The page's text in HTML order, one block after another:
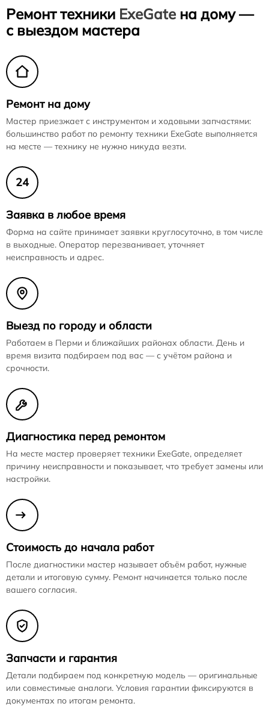
Ремонт техники ExeGate на дому —
с выездом мастера
Ремонт на дому
Мастер приезжает с инструментом и ходовыми запчастями:
большинство работ по ремонту техники ExeGate выполняется
на месте — технику не нужно никуда везти.
24
Заявка в любое время
Форма на сайте принимает заявки круглосуточно, в том числе
в выходные. Оператор перезванивает, уточняет
неисправность и адрес.
Выезд по городу и области
Работаем в Перми и ближайших районах области. День и
время визита подбираем под вас — с учётом района и
срочности.
Диагностика перед ремонтом
На месте мастер проверяет техники ExeGate, определяет
причину неисправности и показывает, что требует замены или
настройки.
Стоимость до начала работ
После диагностики мастер называет объём работ, нужные
детали и итоговую сумму. Ремонт начинается только после
вашего согласия.
Запчасти и гарантия
Детали подбираем под конкретную модель — оригинальные
или совместимые аналоги. Условия гарантии фиксируются в
документах по итогам ремонта.